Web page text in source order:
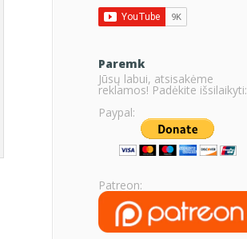
Paremk
Jūsų labui, atsisakėme
reklamos! Padėkite išsilaikyti:
Paypal:
Patreon: